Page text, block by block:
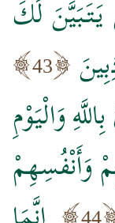
لَكَ
43
وَالْيَوْمِ
وَأَنْفُسِهِمْ
44
إِنَّمَا